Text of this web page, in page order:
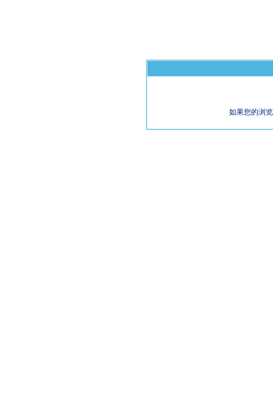
如果您的浏